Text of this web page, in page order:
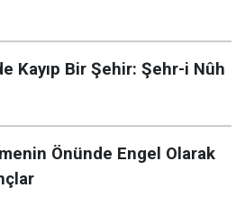
Kayıp Bir Şehir: Şehr-i Nûh
Önünde Engel Olarak